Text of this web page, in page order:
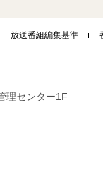
放送番組編集基準
理センター1F